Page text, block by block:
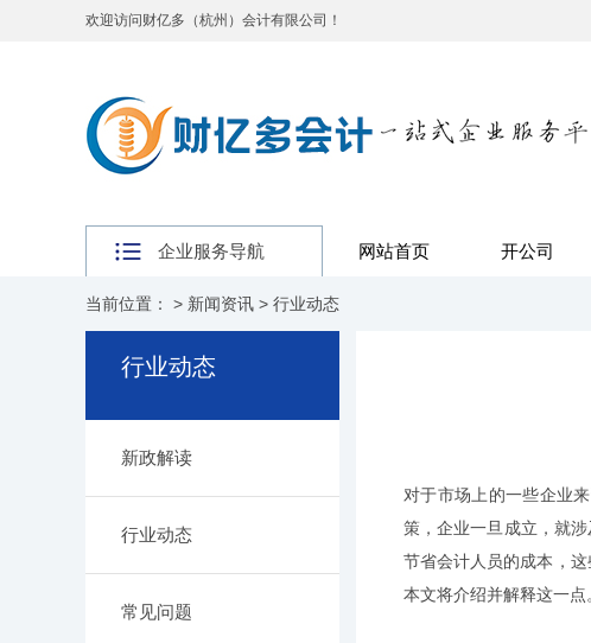
欢迎访问财亿多（杭州）会计有限公司！
企业服务导航 网站首页 开公司
当前位置： > 新闻资讯 > 行业动态
行业动态
新政解读
行业动态
常见问题
对于市场上的一些企业
策，企业一旦成立，就
节省会计人员的成本，
本文将介绍并解释这一点